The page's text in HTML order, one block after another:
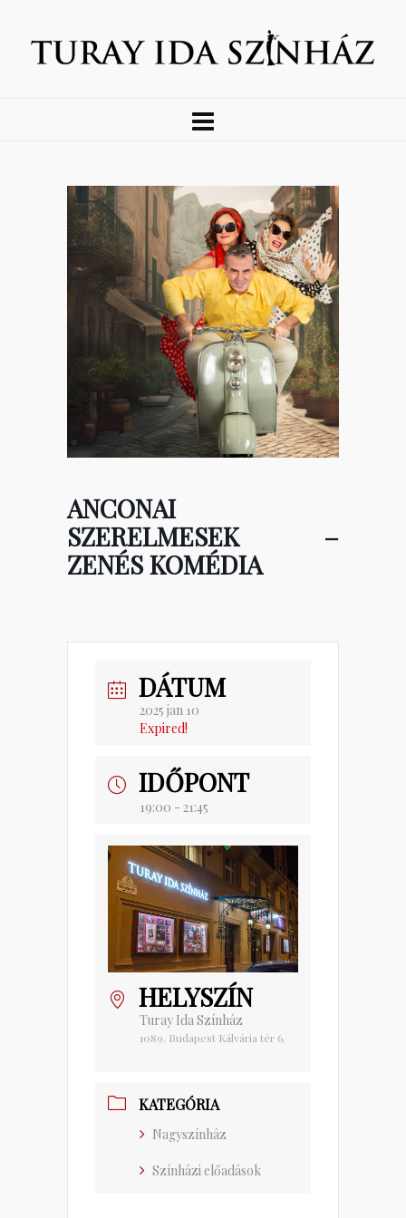
ANCONAI
SZERELMESEK –
ZENÉS KOMÉDIA
DÁTUM
2025 jan 10
Expired!
IDŐPONT
19:00 - 21:45
HELYSZÍN
Turay Ida Színház
1089. Budapest Kálvária tér 6.
KATEGÓRIA
Nagyszínház
Színházi előadások